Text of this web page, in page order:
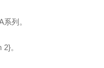
列。
。